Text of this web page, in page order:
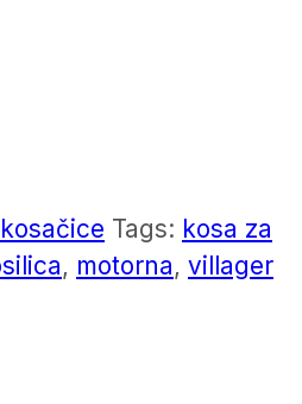
Tags: kosa za
, motorna, villager